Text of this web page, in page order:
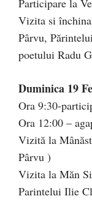
Vizita si
Pârvu,
poetului Radu
Duminica 19
Ora 9:30-
Ora 12:00 –
Vizită la
Pârvu )
Vizita la Măn
Parintelui Ilie